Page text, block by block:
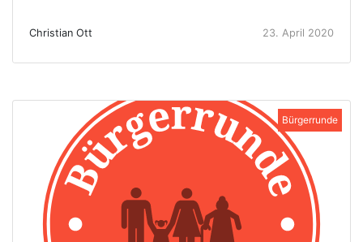
Christian Ott 23. April 2020
Bürgerrunde